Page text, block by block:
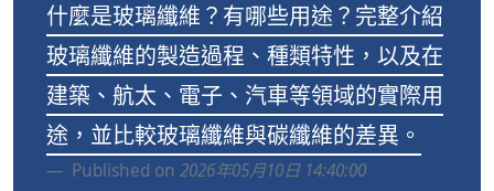
什麼是玻璃纖維？有哪些用途？完整介紹
玻璃纖維的製造過程、種類特性，以及在
建築、航太、電子、汽車等領域的實際用
途，並比較玻璃纖維與碳纖維的差異。
Published on 2026年05月10日 14:40:00